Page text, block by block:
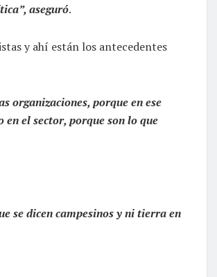
aseguró.
y ahí están los antecedentes
organizaciones, porque en ese
el sector, porque son lo que
se dicen campesinos y ni tierra en